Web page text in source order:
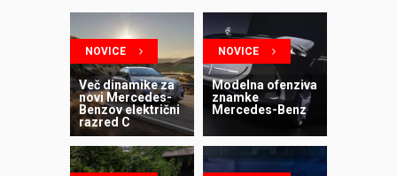
NOVICE
Več dinamike za
novi Mercedes-
Benzov električni
razred C
NOVICE
Modelna ofenziva
znamke
Mercedes-Benz